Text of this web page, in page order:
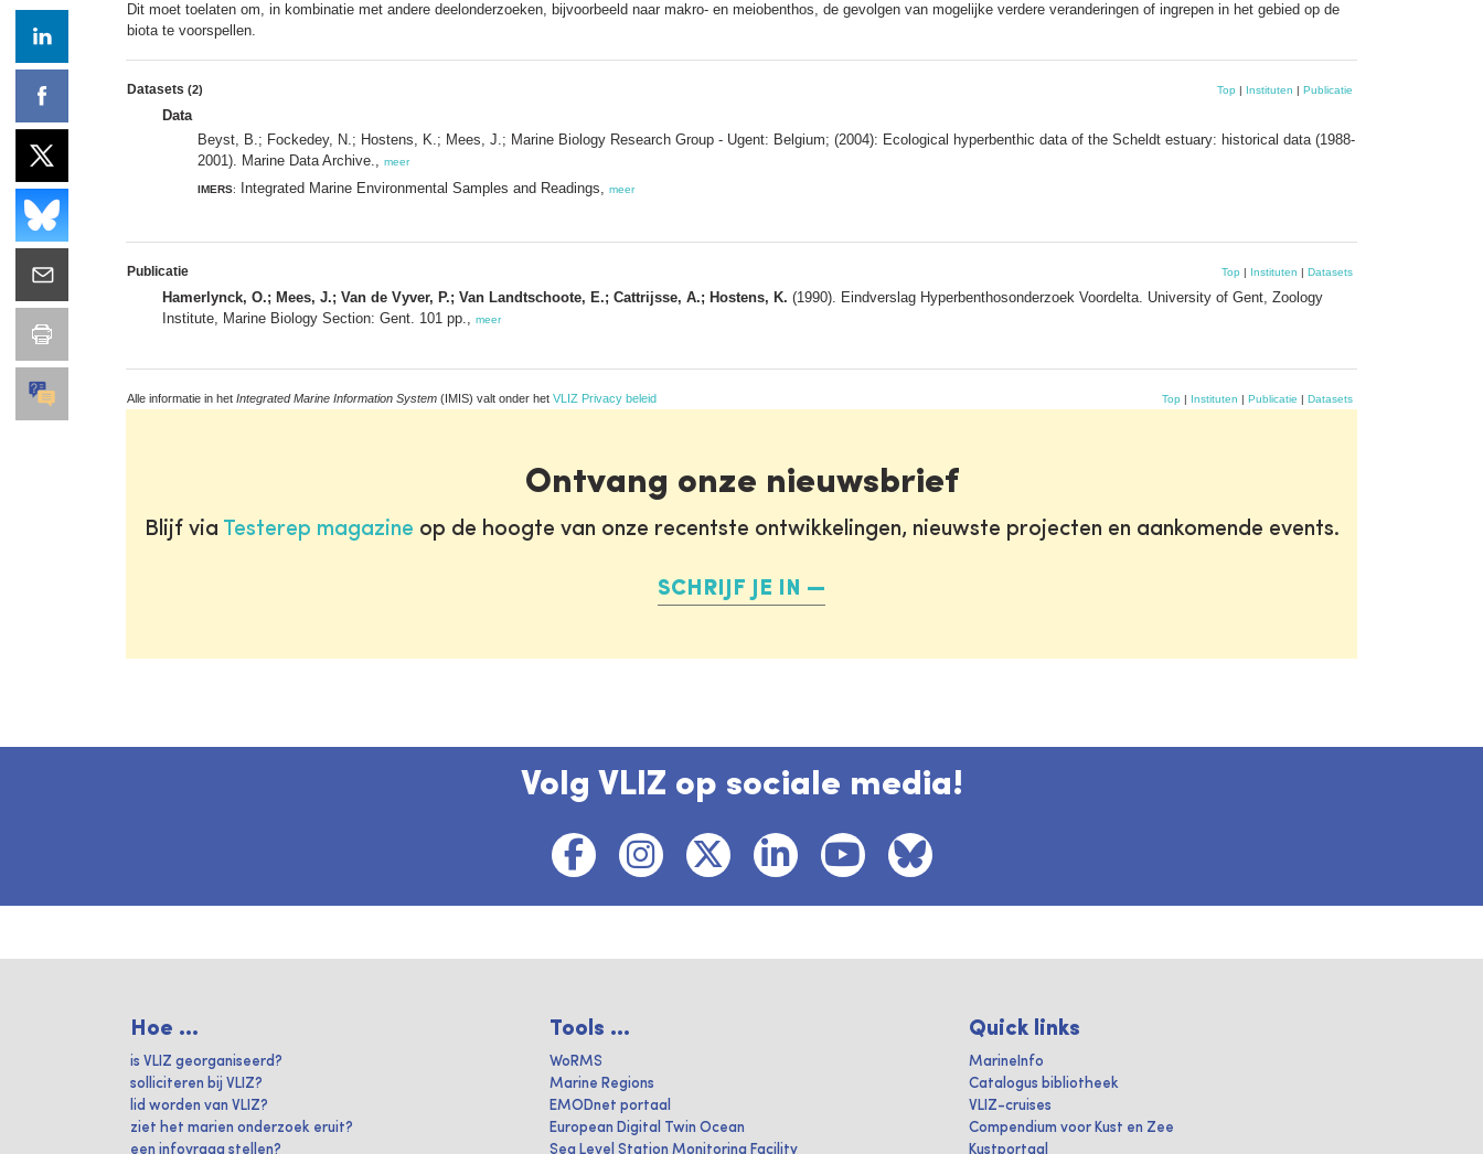
Dit moet toelaten om, in kombinatie met andere deelonderzoeken, bijvoorbeeld naar makro- en meiobenthos, de gevolgen van mogelijke verdere veranderingen of ingrepen in het gebied op de
biota te voorspellen.
Datasets (2) Top | Instituten | Publicatie
Data
Beyst, B.; Fockedey, N.; Hostens, K.; Mees, J.; Marine Biology Research Group - Ugent: Belgium; (2004): Ecological hyperbenthic data of the Scheldt estuary: historical data (1988-
2001). Marine Data Archive.,
meer
IMERS: Integrated Marine Environmental Samples and Readings, meer
Publicatie Top | Instituten | Datasets
Hamerlynck, O.; Mees, J.; Van de Vyver, P.; Van Landtschoote, E.; Cattrijsse, A.; Hostens, K. (1990). Eindverslag Hyperbenthosonderzoek Voordelta. University of Gent, Zoology
Institute, Marine Biology Section: Gent. 101 pp.,
meer
Alle informatie in het Integrated Marine Information System (IMIS) valt onder het VLIZ Privacy beleid Top | Instituten | Publicatie | Datasets
Ontvang onze nieuwsbrief
Blijf via Testerep magazine op de hoogte van onze recentste ontwikkelingen, nieuwste projecten en aankomende events.
SCHRIJF JE IN
Volg VLIZ op sociale media!
Hoe ...
is VLIZ georganiseerd?
solliciteren bij VLIZ?
lid worden van VLIZ?
ziet het marien onderzoek eruit?
een infovraag stellen?
Tools ...
WoRMS
Marine Regions
EMODnet portaal
European Digital Twin Ocean
Sea Level Station Monitoring Facility
Quick links
MarineInfo
Catalogus bibliotheek
VLIZ-cruises
Compendium voor Kust en Zee
Kustportaal